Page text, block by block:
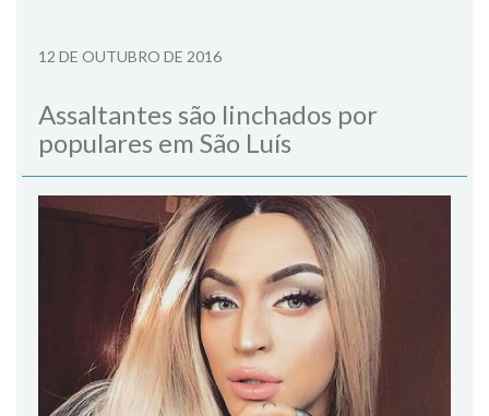
12 DE OUTUBRO DE 2016
Assaltantes são linchados por
populares em São Luís